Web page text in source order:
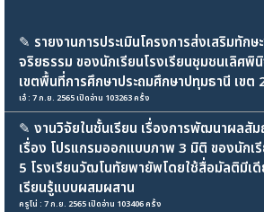
✎ รายงานการประเมินโครงการส่งเสริมทัก
จริยธรรม ของนักเรียนโรงเรียนชุมชนเลิศพิ
เขตพื้นที่การศึกษาประถมศึกษาปทุมธานี เขต
เอ๋ : 7 ก.ย. 2565 เปิดอ่าน 103263 ครั้ง
✎ งานวิจัยในชั้นเรียน เรื่องการพัฒนาผลสัม
เรื่อง โปรแกรมออกแบบภาพ 3 มิติ ของนักเ
5 โรงเรียนวัฒโนทัยพายัพโดยใช้สื่อมัลติมีเ
เรียนรู้แบบผสมผสาน
ครูโน่ : 7 ก.ย. 2565 เปิดอ่าน 103406 ครั้ง